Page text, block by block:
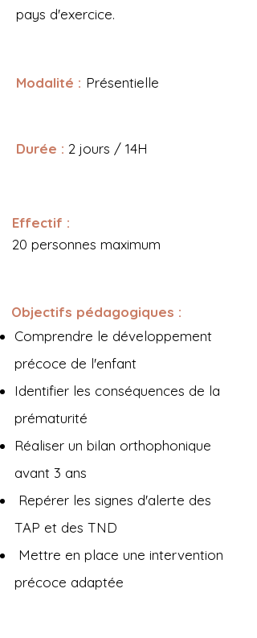
pays d'exercice.
Modalité : Présentielle
Durée : 2 jours / 14H
Effectif :
20 personnes maximum
Objectifs pédagogiques :
Comprendre le développement
précoce de l'enfant
Identifier les conséquences de la
prématurité
Réaliser un bilan orthophonique
avant 3 ans
Repérer les signes d'alerte des
TAP et des TND
Mettre en place une intervention
précoce adaptée